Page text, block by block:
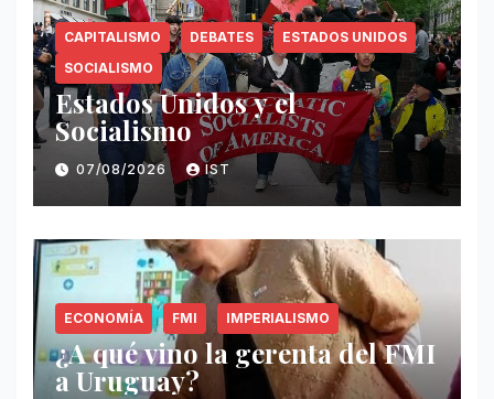
CAPITALISMO DEBATES
ESTADOS UNIDOS
SOCIALISMO
Estados Unidos y el
Socialismo
07/08/2026 IST
ECONOMÍA FMI IMPERIALISMO
¿A qué vino la gerenta del FMI
a Uruguay?